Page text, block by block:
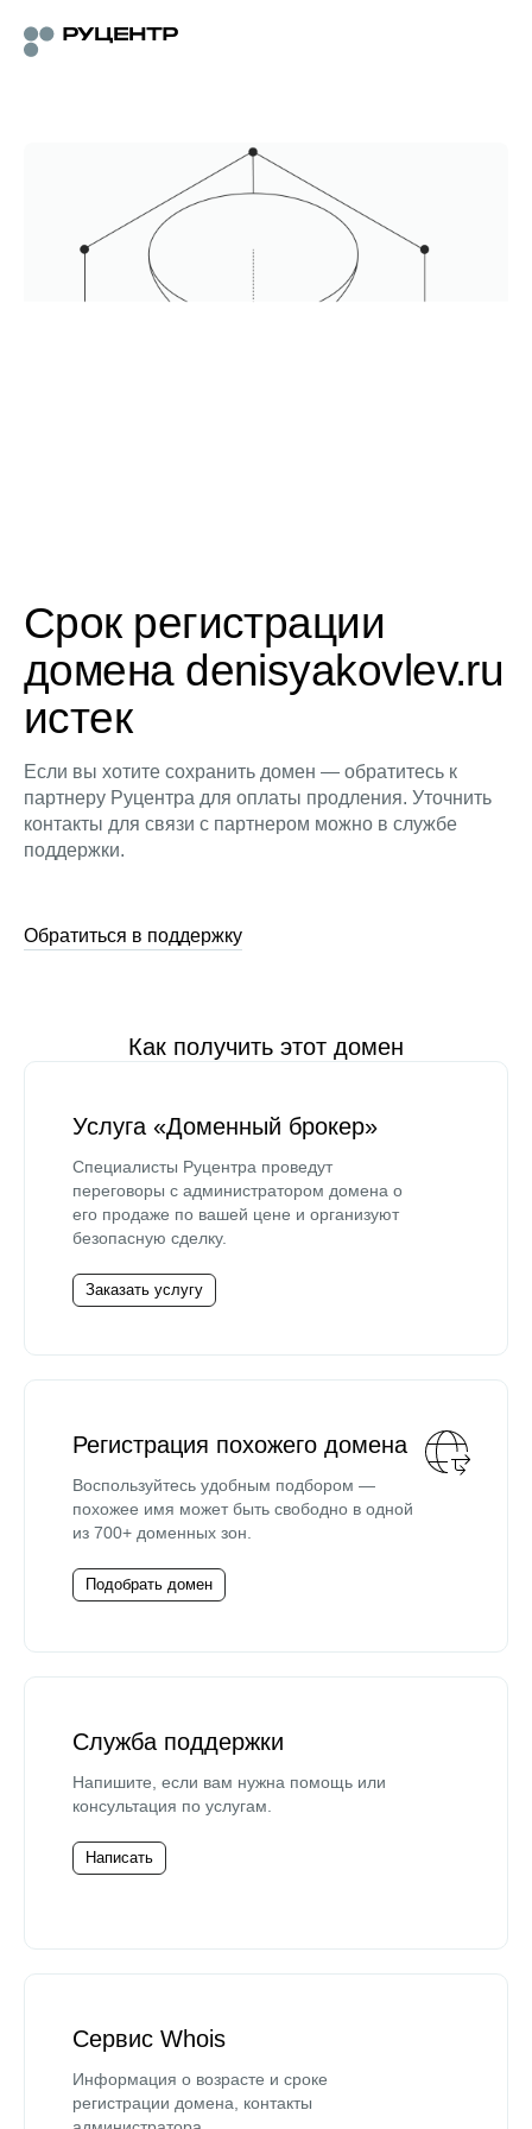
Срок регистрации
домена denisyakovlev.ru
истек
Если вы хотите сохранить домен — обратитесь к
партнеру Руцентра для оплаты продления. Уточнить
контакты для связи с партнером можно в службе
поддержки.
Обратиться в поддержку
Как получить этот домен
Услуга «Доменный брокер»
Специалисты Руцентра проведут
переговоры с администратором домена о
его продаже по вашей цене и организуют
безопасную сделку.
Заказать услугу
Регистрация похожего домена
Воспользуйтесь удобным подбором —
похожее имя может быть свободно в одной
из 700+ доменных зон.
Подобрать домен
Служба поддержки
Напишите, если вам нужна помощь или
консультация по услугам.
Написать
Сервис Whois
Информация о возрасте и сроке
регистрации домена, контакты